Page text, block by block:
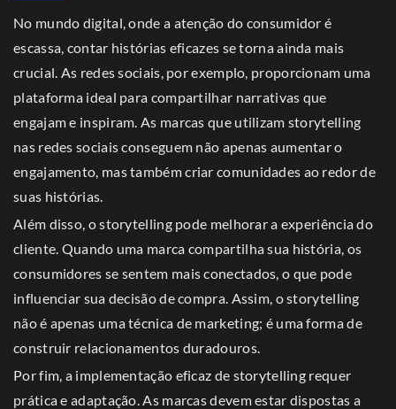
No mundo digital, onde a atenção do consumidor é
escassa, contar histórias eficazes se torna ainda mais
crucial. As redes sociais, por exemplo, proporcionam uma
plataforma ideal para compartilhar narrativas que
engajam e inspiram. As marcas que utilizam storytelling
nas redes sociais conseguem não apenas aumentar o
engajamento, mas também criar comunidades ao redor de
suas histórias.
Além disso, o storytelling pode melhorar a experiência do
cliente. Quando uma marca compartilha sua história, os
consumidores se sentem mais conectados, o que pode
influenciar sua decisão de compra. Assim, o storytelling
não é apenas uma técnica de marketing; é uma forma de
construir relacionamentos duradouros.
Por fim, a implementação eficaz de storytelling requer
prática e adaptação. As marcas devem estar dispostas a